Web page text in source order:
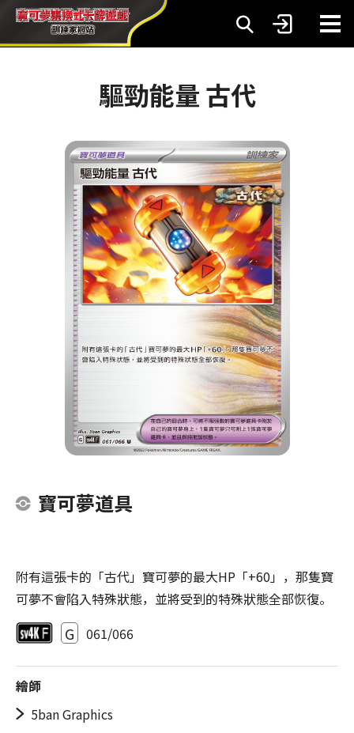
驅勁能量 古代
寶可夢道具
附有這張卡的「古代」寶可夢的最大HP「+60」，那隻寶
可夢不會陷入特殊狀態，並將受到的特殊狀態全部恢復。
G 061/066
繪師
5ban Graphics